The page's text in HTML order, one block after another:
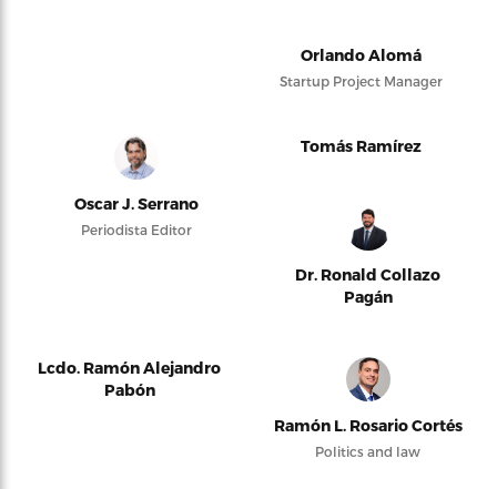
Orlando Alomá
Startup Project Manager
Oscar J. Serrano
Periodista Editor
Tomás Ramírez
Dr. Ronald Collazo
Pagán
Lcdo. Ramón Alejandro
Pabón
Ramón L. Rosario Cortés
Politics and law